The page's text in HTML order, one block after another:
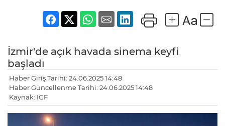
İzmir'de açık havada sinema keyfi
başladı
Haber Giriş Tarihi: 24.06.2025 14:48
Haber Güncellenme Tarihi: 24.06.2025 14:48
Kaynak: IGF